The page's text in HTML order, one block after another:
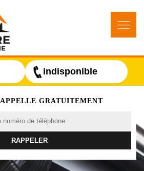
indisponible
GRATUITEMENT